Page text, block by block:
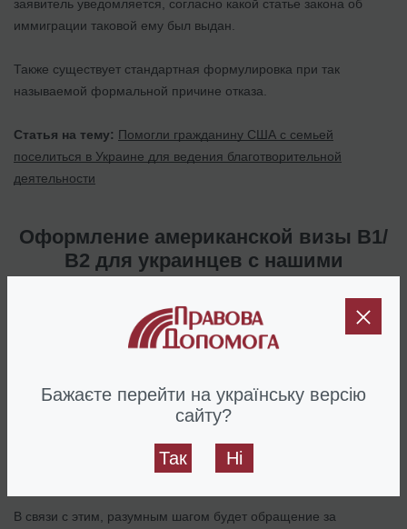
заявитель уведомляется, согласно какой статье закона об
иммиграции таковой ему был выдан.
Также существует стандартная формулировка при так
называемой формальной причине отказа.
Статья на тему: Помогли гражданину США с семьей
поселиться в Украине для ведения благотворительной
деятельности
Оформление американской визы В1/
В2 для украинцев с нашими
юристами
К сожалению, даже зная полный перечень возможных причин
отказа, подготовиться самостоятельно к собеседованию в
сложно.
Более того - рисково. Ведь одной из причин отказа является
уже единожды полученный отказ и неучтённые в первый раз
В связи с этим, разумным шагом будет обращение за
Бажаєте перейти на українську версію
сайту?
Так Ні